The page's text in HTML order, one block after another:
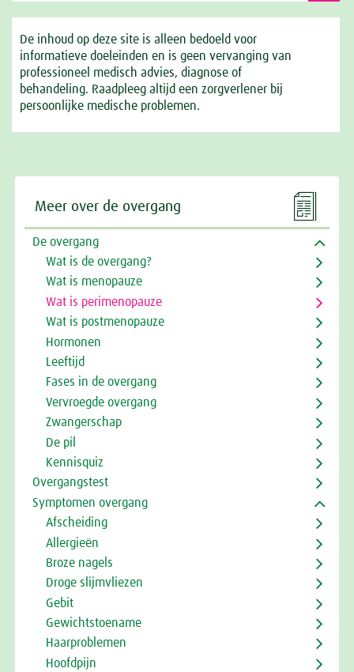
De inhoud op deze site is alleen bedoeld voor
informatieve doeleinden en is geen vervanging van
professioneel medisch advies, diagnose of
behandeling. Raadpleeg altijd een zorgverlener bij
persoonlijke medische problemen.

Meer over de overgang
De overgang
Wat is de overgang?
Wat is menopauze
Wat is perimenopauze
Wat is postmenopauze
Hormonen
Leeftijd
Fases in de overgang
Vervroegde overgang
Zwangerschap
De pil
Kennisquiz
Overgangstest
Symptomen overgang
Afscheiding
Allergieën
Broze nagels
Droge slijmvliezen
Gebit
Gewichtstoename
Haarproblemen
Hoofdpijn